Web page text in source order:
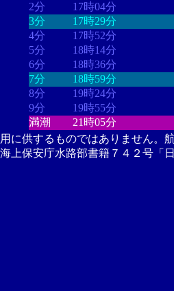
2分
17時04分
3分
17時29分
4分
17時52分
5分
18時14分
6分
18時36分
7分
18時59分
8分
19時24分
9分
19時55分
満潮
21時05分
に供するものではありません。
上保安庁水路部書籍７４２号「